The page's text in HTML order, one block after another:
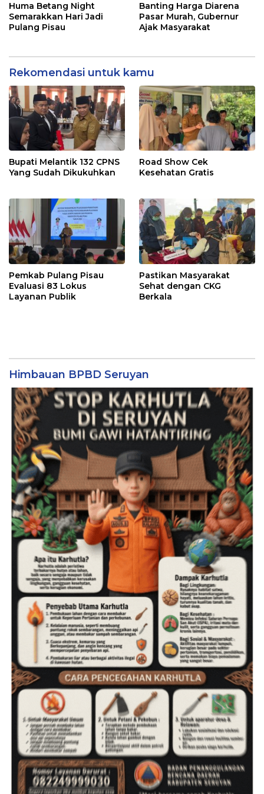
Huma Betang Night
Semarakkan Hari Jadi
Pulang Pisau
Banting Harga Diarena
Pasar Murah, Gubernur
Ajak Masyarakat
Rekomendasi untuk kamu
Bupati Melantik 132 CPNS
Yang Sudah Dikukuhkan
Road Show Cek
Kesehatan Gratis
Pemkab Pulang Pisau
Evaluasi 83 Lokus
Layanan Publik
Pastikan Masyarakat
Sehat dengan CKG
Berkala
Himbauan BPBD Seruyan